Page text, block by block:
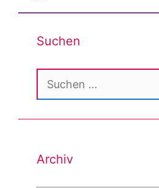
Suchen
Suchen
nach:
Archiv